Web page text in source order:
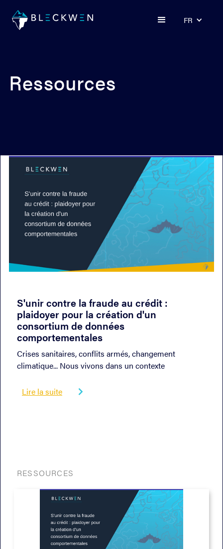
FR
Ressources
S'unir contre la fraude au crédit :
plaidoyer pour la création d'un
consortium de données
comportementales
Crises sanitaires, conflits armés, changement
climatique... Nous vivons dans un contexte
Lire la suite

RESSOURCES